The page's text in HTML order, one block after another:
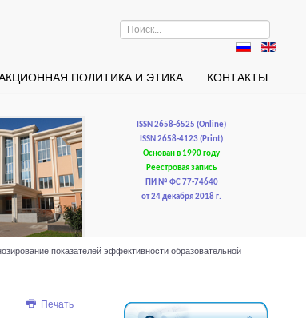
Искать...
ПОЛИТИКА И ЭТИКА КОНТАКТЫ
ISSN 2658-6525 (Online)
ISSN 2658-4123 (Print)
Основан в 1990 году
Реестровая запись
ПИ № ФС 77-74640
от 24 декабря 2018 г.
показателей эффективности образовательной
Печать